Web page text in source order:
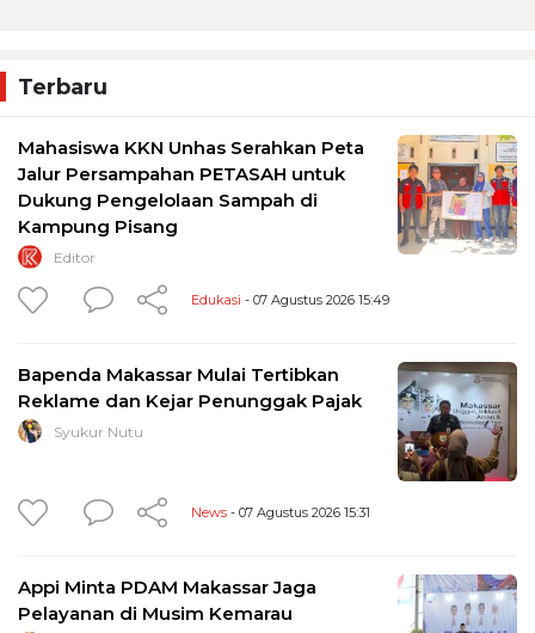
Terbaru
Mahasiswa KKN Unhas Serahkan Peta
Jalur Persampahan PETASAH untuk
Dukung Pengelolaan Sampah di
Kampung Pisang
Editor
Edukasi - 07 Agustus 2026 15:49
Bapenda Makassar Mulai Tertibkan
Reklame dan Kejar Penunggak Pajak
Syukur Nutu
News - 07 Agustus 2026 15:31
Appi Minta PDAM Makassar Jaga
Pelayanan di Musim Kemarau